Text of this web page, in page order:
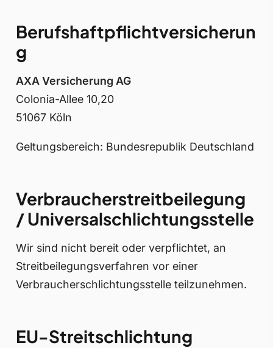
Berufshaftpflichtversicherun
g
AXA Versicherung AG
Colonia-Allee 10,20
51067 Köln
Geltungsbereich: Bundesrepublik Deutschland
Verbraucherstreitbeilegung
/ Universalschlichtungsstelle
Wir sind nicht bereit oder verpflichtet, an
Streitbeilegungsverfahren vor einer
Verbraucherschlichtungsstelle teilzunehmen.
EU-Streitschlichtung